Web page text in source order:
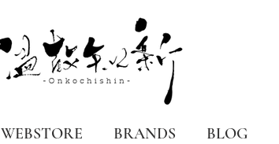
WEBSTORE BRANDS BLOG